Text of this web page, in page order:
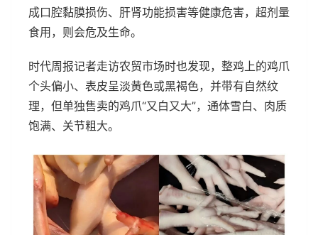
成口腔黏膜损伤、肝肾功能损害等健康危害，超剂量
食用，则会危及生命。
时代周报记者走访农贸市场时也发现，整鸡上的鸡爪
个头偏小、表皮呈淡黄色或黑褐色，并带有自然纹
理，但单独售卖的鸡爪“又白又大”，通体雪白、肉质
饱满、关节粗大。